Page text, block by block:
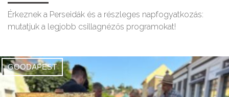
Érkeznek a Perseidák és a részleges napfogyatkozás:
mutatjuk a legjobb csillagnézős programokat!
GOODAPEST